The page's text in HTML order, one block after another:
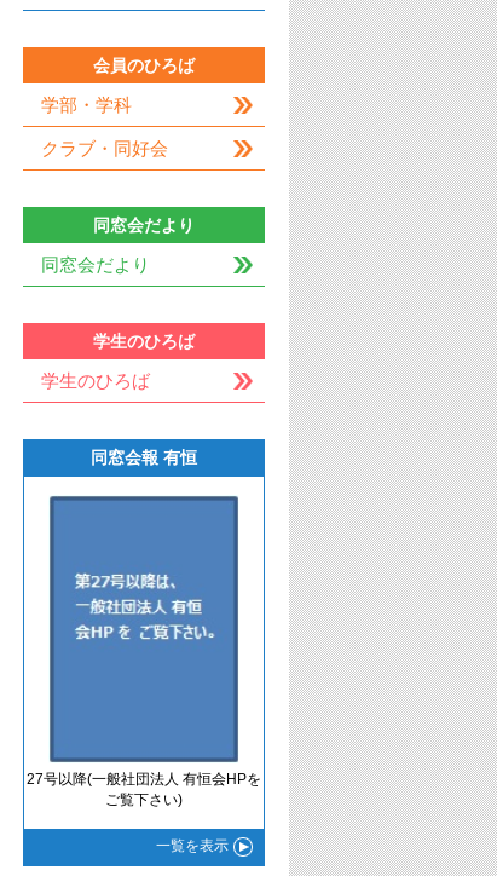
会員のひろば
学部・学科
クラブ・同好会
同窓会だより
同窓会だより
学生のひろば
学生のひろば
同窓会報 有恒
27号以降(一般社団法人 有恒会HPを
ご覧下さい)
一覧を表示